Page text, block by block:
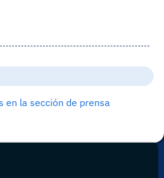
en la sección de prensa